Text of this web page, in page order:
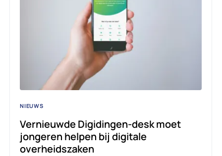
NIEUWS
Vernieuwde Digidingen-desk moet
jongeren helpen bij digitale
overheidszaken